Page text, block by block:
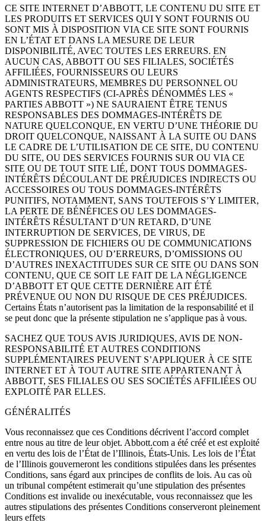
CE SITE INTERNET D’ABBOTT, LE CONTENU DU SITE ET
LES PRODUITS ET SERVICES QUI Y SONT FOURNIS OU
SONT MIS À DISPOSITION VIA CE SITE SONT FOURNIS
EN L’ÉTAT ET DANS LA MESURE DE LEUR
DISPONIBILITÉ, AVEC TOUTES LES ERREURS. EN
AUCUN CAS, ABBOTT OU SES FILIALES, SOCIÉTÉS
AFFILIÉES, FOURNISSEURS OU LEURS
ADMINISTRATEURS, MEMBRES DU PERSONNEL OU
AGENTS RESPECTIFS (CI-APRÈS DÉNOMMÉS LES «
PARTIES ABBOTT ») NE SAURAIENT ÊTRE TENUS
RESPONSABLES DES DOMMAGES-INTÉRÊTS DE
NATURE QUELCONQUE, EN VERTU D’UNE THÉORIE DU
DROIT QUELCONQUE, NAISSANT À LA SUITE OU DANS
LE CADRE DE L’UTILISATION DE CE SITE, DU CONTENU
DU SITE, OU DES SERVICES FOURNIS SUR OU VIA CE
SITE OU DE TOUT SITE LIÉ, DONT TOUS DOMMAGES-
INTÉRÊTS DÉCOULANT DE PRÉJUDICES INDIRECTS OU
ACCESSOIRES OU TOUS DOMMAGES-INTÉRÊTS
PUNITIFS, NOTAMMENT, SANS TOUTEFOIS S’Y LIMITER,
LA PERTE DE BÉNÉFICES OU LES DOMMAGES-
INTÉRÊTS RÉSULTANT D’UN RETARD, D’UNE
INTERRUPTION DE SERVICES, DE VIRUS, DE
SUPPRESSION DE FICHIERS OU DE COMMUNICATIONS
ÉLECTRONIQUES, OU D’ERREURS, D’OMISSIONS OU
D’AUTRES INEXACTITUDES SUR CE SITE OU DANS SON
CONTENU, QUE CE SOIT LE FAIT DE LA NÉGLIGENCE
D’ABBOTT ET QUE CETTE DERNIÈRE AIT ÉTÉ
PRÉVENUE OU NON DU RISQUE DE CES PRÉJUDICES.
Certains États n’autorisent pas la limitation de la responsabilité et il
se peut donc que la présente stipulation ne s’applique pas à vous.
SACHEZ QUE TOUS AVIS JURIDIQUES, AVIS DE NON-
RESPONSABILITÉ ET AUTRES CONDITIONS
SUPPLÉMENTAIRES PEUVENT S’APPLIQUER À CE SITE
INTERNET ET À TOUT AUTRE SITE APPARTENANT À
ABBOTT, SES FILIALES OU SES SOCIÉTÉS AFFILIÉES OU
EXPLOITÉ PAR ELLES.
GÉNÉRALITÉS
Vous reconnaissez que ces Conditions décrivent l’accord complet
entre nous au titre de leur objet. Abbott.com a été créé et est exploité
en vertu des lois de l’État de l’Illinois, États-Unis. Les lois de l’État
de l’Illinois gouverneront les conditions stipulées dans les présentes
Conditions, sans égard aux principes de conflits de lois. Au cas où
un tribunal compétent estimerait qu’une stipulation des présentes
Conditions est invalide ou inexécutable, vous reconnaissez que les
autres stipulations des présentes Conditions conserveront pleinement
leurs effets